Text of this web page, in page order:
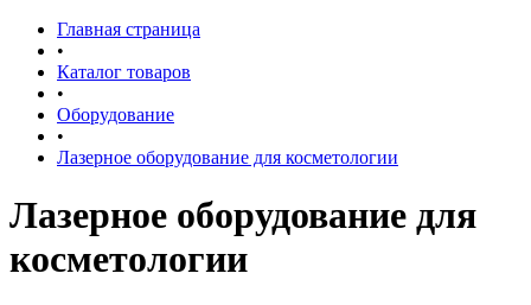
Главная страница
•
Каталог товаров
•
Оборудование
•
Лазерное оборудование для косметологии
Лазерное оборудование для
косметологии